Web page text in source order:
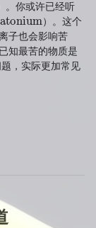
。你或许已经听
）。这个
子也会影响苦
知最苦的物质是
，实际更加常见